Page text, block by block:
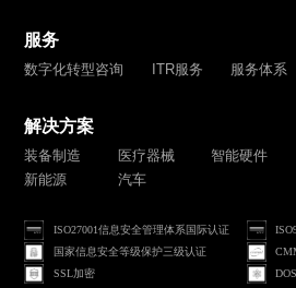
服务
数字化转型咨询 ITR服务 服务体系
解决方案
装备制造 医疗器械 智能硬件
新能源
汽车
ISO27001信息安全管理体系国际认证
国家信息安全等级保护三级认证
SSL加密